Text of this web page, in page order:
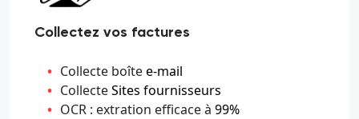
Collectez vos factures
Collecte boîtee-mail
CollecteSites fournisseurs
OCR : extration efficace à 99%